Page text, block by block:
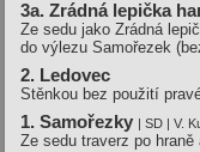
3a. Zrádná lepička
Ze sedu jako Zrádná
do výlezu Samořezek
2. Ledovec
Stěnkou bez použití
1. Samořezky | SD | V.
Ze sedu traverz po hraně